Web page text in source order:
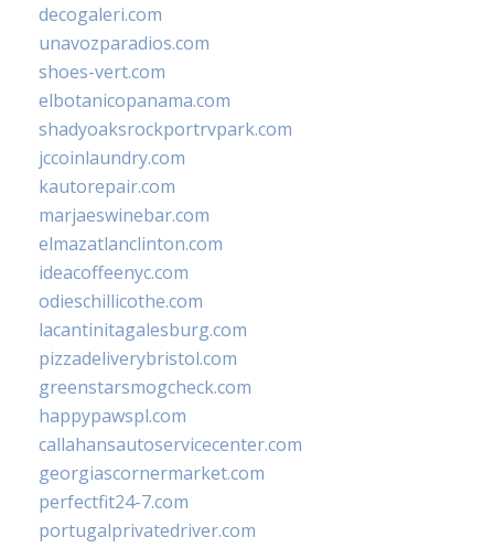
decogaleri.com
unavozparadios.com
shoes-vert.com
elbotanicopanama.com
shadyoaksrockportrvpark.com
jccoinlaundry.com
kautorepair.com
marjaeswinebar.com
elmazatlanclinton.com
ideacoffeenyc.com
odieschillicothe.com
lacantinitagalesburg.com
pizzadeliverybristol.com
greenstarsmogcheck.com
happypawspl.com
callahansautoservicecenter.com
georgiascornermarket.com
perfectfit24-7.com
portugalprivatedriver.com